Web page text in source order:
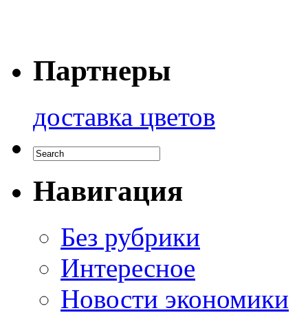
Партнеры
доставка цветов
Навигация
Без рубрики
Интересное
Новости экономики